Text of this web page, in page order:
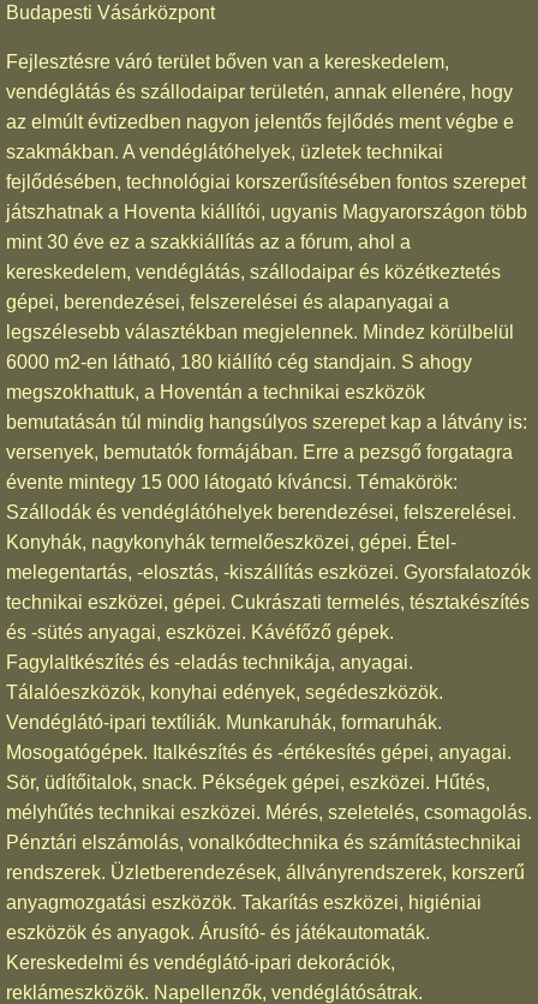
Budapesti Vásárközpont
Fejlesztésre váró terület bőven van a kereskedelem,
vendéglátás és szállodaipar területén, annak ellenére, hogy
az elmúlt évtizedben nagyon jelentős fejlődés ment végbe e
szakmákban. A vendéglátóhelyek, üzletek technikai
fejlődésében, technológiai korszerűsítésében fontos szerepet
játszhatnak a Hoventa kiállítói, ugyanis Magyarországon több
mint 30 éve ez a szakkiállítás az a fórum, ahol a
kereskedelem, vendéglátás, szállodaipar és közétkeztetés
gépei, berendezései, felszerelései és alapanyagai a
legszélesebb választékban megjelennek. Mindez körülbelül
6000 m2-en látható, 180 kiállító cég standjain. S ahogy
megszokhattuk, a Hoventán a technikai eszközök
bemutatásán túl mindig hangsúlyos szerepet kap a látvány is:
versenyek, bemutatók formájában. Erre a pezsgő forgatagra
évente mintegy 15 000 látogató kíváncsi. Témakörök:
Szállodák és vendéglátóhelyek berendezései, felszerelései.
Konyhák, nagykonyhák termelőeszközei, gépei. Étel-
melegentartás, -elosztás, -kiszállítás eszközei. Gyorsfalatozók
technikai eszközei, gépei. Cukrászati termelés, tésztakészítés
és -sütés anyagai, eszközei. Kávéfőző gépek.
Fagylaltkészítés és -eladás technikája, anyagai.
Tálalóeszközök, konyhai edények, segédeszközök.
Vendéglátó-ipari textíliák. Munkaruhák, formaruhák.
Mosogatógépek. Italkészítés és -értékesítés gépei, anyagai.
Sör, üdítőitalok, snack. Pékségek gépei, eszközei. Hűtés,
mélyhűtés technikai eszközei. Mérés, szeletelés, csomagolás.
Pénztári elszámolás, vonalkódtechnika és számítástechnikai
rendszerek. Üzletberendezések, állványrendszerek, korszerű
anyagmozgatási eszközök. Takarítás eszközei, higiéniai
eszközök és anyagok. Árusító- és játékautomaták.
Kereskedelmi és vendéglátó-ipari dekorációk,
reklámeszközök. Napellenzők, vendéglátósátrak.